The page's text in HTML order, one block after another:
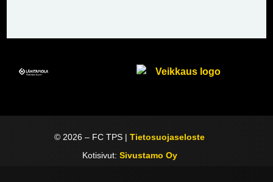
© 2026 – FC TPS |Tietosuojaseloste
Kotisivut: Sivustamo Oy